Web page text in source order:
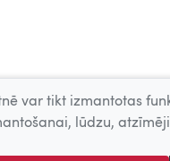
var tikt izmantotas
lūdzu,